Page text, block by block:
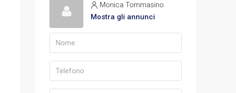
Monica Tommasino
Mostra gli annunci